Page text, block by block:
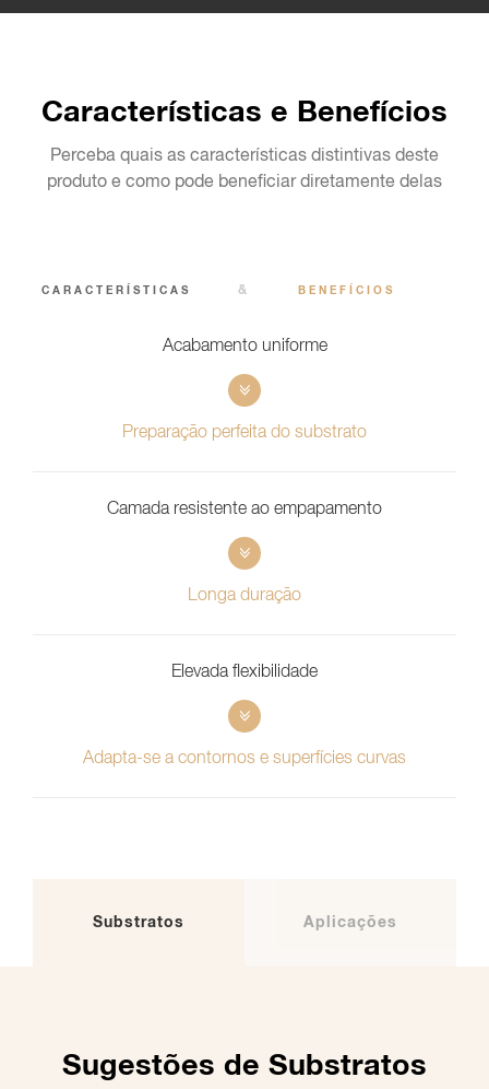
Características e Benefícios
Perceba quais as características distintivas deste
produto e como pode beneficiar diretamente delas
CARACTERÍSTICAS & BENEFÍCIOS
Acabamento uniforme
Preparação perfeita do substrato
Camada resistente ao empapamento
Longa duração
Elevada flexibilidade
Adapta-se a contornos e superfícies curvas
Substratos Aplicações
Sugestões de Substratos